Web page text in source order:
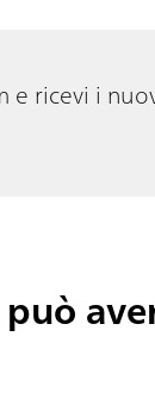
e ricevi i